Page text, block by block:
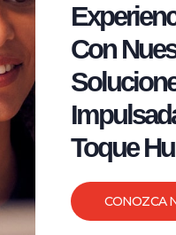
Con
Toque
CONOZCA